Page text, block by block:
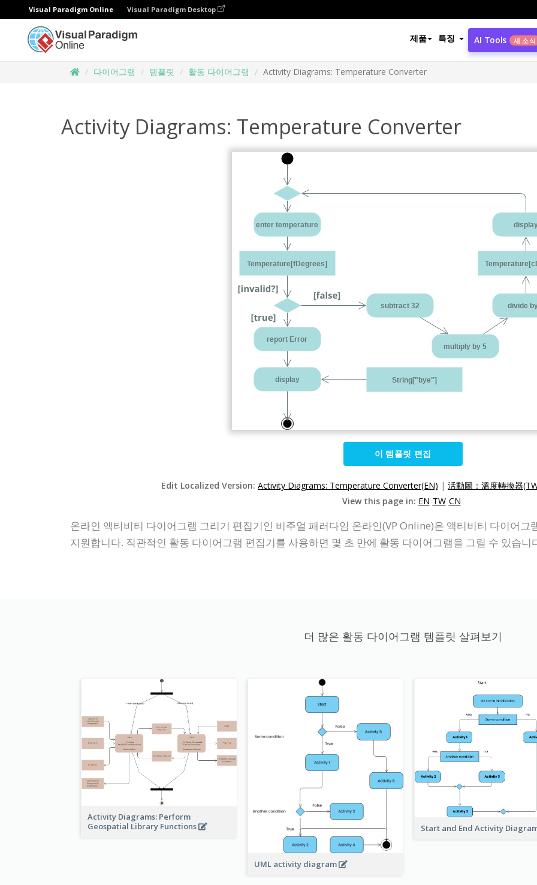
Visual Paradigm Online Visual Paradigm Desktop
제품 특징 AI Tools 새 소식
다이어그램 템플릿 활동 다이어그램 Activity Diagrams: Temperature Converter
Activity Diagrams: Temperature Converter
이 템플릿 편집
Edit Localized Version: Activity Diagrams: Temperature Converter(EN) | 活動圖：溫度轉換器
View this page in: EN TW CN
온라인 액티비티 다이어그램 그리기 편집기인 비주얼 패러다임 온라인(VP Online)은 액티비티 다이어그
지원합니다. 직관적인 활동 다이어그램 편집기를 사용하면 몇 초 만에 활동 다이어그램을 그릴 수 있습니
더 많은 활동 다이어그램 템플릿 살펴보기
Activity Diagrams: Perform
Geospatial Library Functions
UML activity diagram
Start and End Activity